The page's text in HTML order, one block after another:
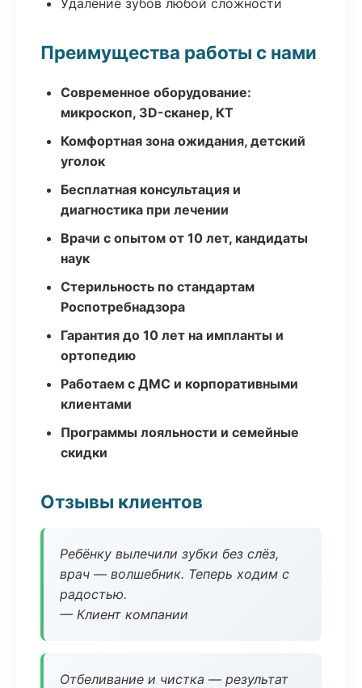
Удаление зубов любой сложности
Преимущества работы с нами
Современное оборудование:
микроскоп, 3D-сканер, КТ
Комфортная зона ожидания, детский
уголок
Бесплатная консультация и
диагностика при лечении
Врачи с опытом от 10 лет, кандидаты
наук
Стерильность по стандартам
Роспотребнадзора
Гарантия до 10 лет на импланты и
ортопедию
Работаем с ДМС и корпоративными
клиентами
Программы лояльности и семейные
скидки
Отзывы клиентов
Ребёнку вылечили зубки без слёз,
врач — волшебник. Теперь ходим с
радостью.
— Клиент компании
Отбеливание и чистка — результат